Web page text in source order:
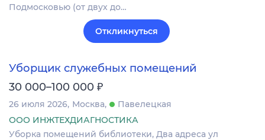
Подмосковью (от двух до…
Откликнуться
Уборщик служебных помещений
30 000–100 000 ₽
26 июля 2026 Москва
Павелецкая
ООО ИНЖТЕХДИАГНОСТИКА
Уборка помещений библиотеки, Два адреса ул